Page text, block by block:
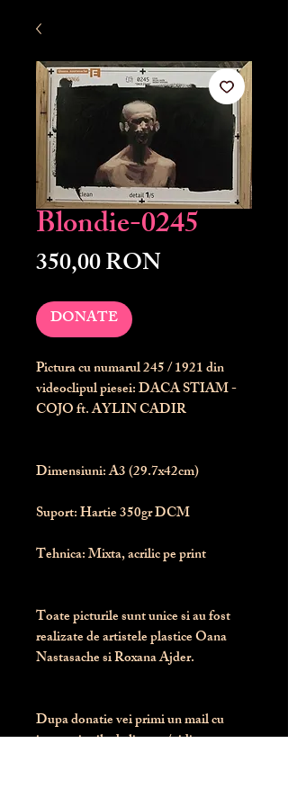
Blondie-0245
350,00 RONPreț
DONATE
Pictura cu numarul245/ 1921 din
videoclipul piesei: DACA STIAM -
COJO ft. AYLIN CADIR
Dimensiuni: A3 (29.7x42cm)
Suport: Hartie 350gr DCM
Tehnica: Mixta, acrilic pe print
Toate picturile sunt unice si au fost
realizate de artistele plastice Oana
Nastasache si Roxana Ajder.
Dupa donatie vei primi un mail cu
instructiunile de livrare / ridicare.